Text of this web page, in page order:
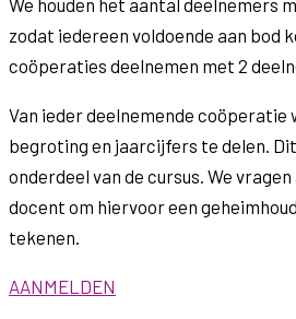
We houden het aantal deelnemers
zodat iedereen voldoende aan bod
coöperaties deelnemen met 2
Van ieder deelnemende coöperatie
begroting en jaarcijfers te delen.
onderdeel van de cursus. We
docent om hiervoor een
tekenen.
AANMELDEN